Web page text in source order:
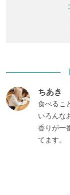
ちあき
食べるこ
いろんな
香りが一
てます。